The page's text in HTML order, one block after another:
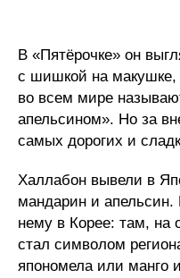
В «Пятёрочке» он
с шишкой на макушке,
во всем мире
апельсином». Но за
самых дорогих и
Халлабон вывели в
мандарин и
нему в Корее: там, на
стал символом
япономела или манго